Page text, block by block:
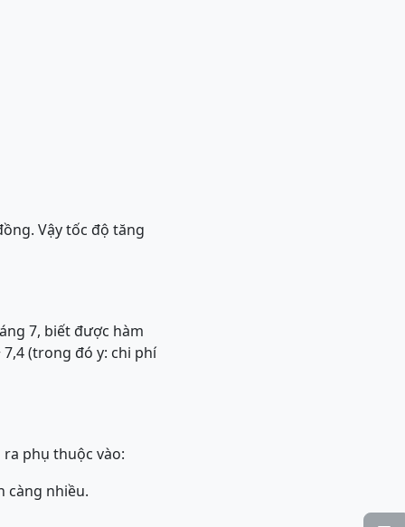
Vậy tốc độ tăng
7, biết được hàm
(trong đó y: chi phí
phụ thuộc vào:
càng nhiều.